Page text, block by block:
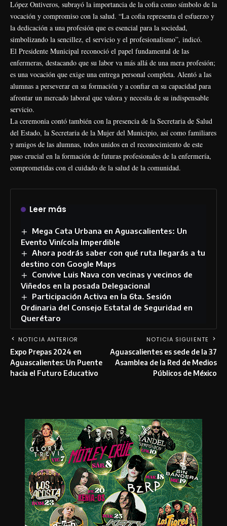
López Ontiveros, subrayó la importancia de la cofia como símbolo de la
vocación y compromiso con la salud. “La cofia representa el esfuerzo y
la dedicación a una profesión que es esencial para la sociedad,
simbolizando la sencillez, el servicio y el profesionalismo”, indicó.
El Presidente Municipal reconoció el papel fundamental de las
enfermeras, destacando que su labor va más allá de una mera profesión;
es una vocación que exige una entrega personal completa. Alentó a las
alumnas a perseverar en su formación y a confiar en su capacidad para
afrontar un mercado laboral que valora y necesita de su indispensable
servicio.
La ceremonia contó también con la presencia de la Secretaria de Salud
del Estado, la Secretaria de la Mujer del Municipio, así como familiares
y amigos de las alumnas, todos unidos en el reconocimiento de este
paso crucial en la formación de futuras profesionales de la enfermería,
comprometidas con el cuidado de la salud de la comunidad.
Leer más
Mega Cata Urbana en Aguascalientes: Un
Evento Vinícola Imperdible
Ahora podrás saber con qué ruta llegarás a tu
destino con Google Maps
Convive Luis Nava con vecinas y vecinos de
Viñedos en la posada Delegacional
Participación Activa en la 6ta. Sesión
Ordinaria del Consejo Estatal de Seguridad en
Querétaro
NOTICIA ANTERIOR
Expo Prepas 2024 en
Aguascalientes: Un Puente
hacia el Futuro Educativo
NOTICIA SIGUIENTE
Aguascalientes es sede de la 37
Asamblea de la Red de Medios
Públicos de México